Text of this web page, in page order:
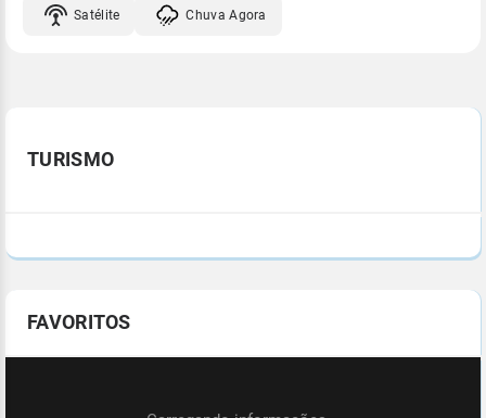
Satélite Chuva Agora
TURISMO
FAVORITOS